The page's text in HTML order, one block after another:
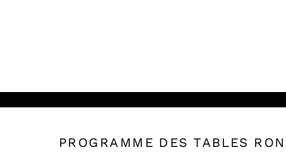
PROGRAMME DES TABLES